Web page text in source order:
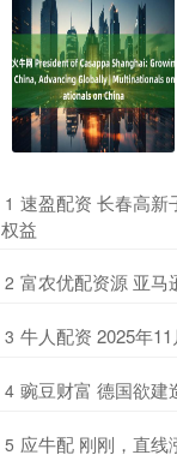
1 速盈配资 长春高新
权益
2 富农优配资源 亚马
3 牛人配资 2025年
4 豌豆财富 德国欲建
5 应牛配 刚刚，直线